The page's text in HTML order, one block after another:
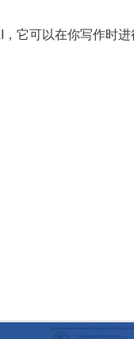
它可以在你写作时